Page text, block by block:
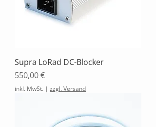
Supra LoRad DC-Blocker
Preis
550,00 €
inkl. MwSt. | zzgl. Versand